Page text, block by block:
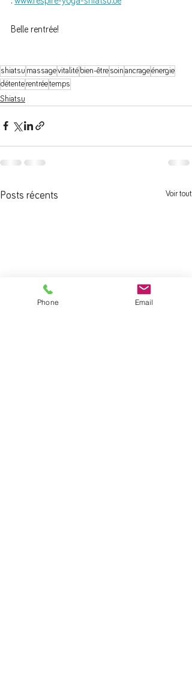
Belle rentrée!
shiatsu massagevitalité bien-être soin ancrageénergie
détente rentréetemps
Shiatsu
Posts récents Voir tout
Phone Email